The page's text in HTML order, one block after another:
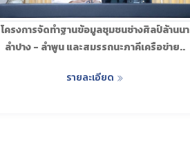
โครงการจัดทำฐานข้อมูลชุมชนช่างศิลป์ล้านนา
ลำปาง - ลำพูน และสมรรถนะภาคีเครือข่าย..
รายละเอียด